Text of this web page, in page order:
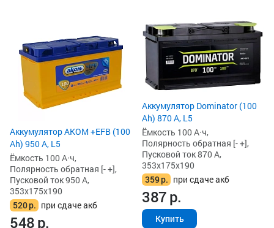
Аккумулятор AKOM +EFB (100
Ah) 950 А, L5
Ёмкость 100 А·ч,
Полярность обратная [- +],
Пусковой ток 950 А,
353x175x190
520р. при сдаче акб
548р.
Аккумулятор Dominator (100
Ah) 870 А, L5
Ёмкость 100 А·ч,
Полярность обратная [- +],
Пусковой ток 870 А,
353x175x190
359р. при сдаче акб
387р.
Купить